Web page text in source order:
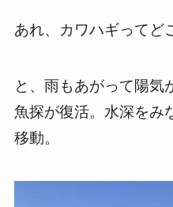
あれ、カワハギってど
と、雨もあがって陽気
魚探が復活。水深をみ
移動。